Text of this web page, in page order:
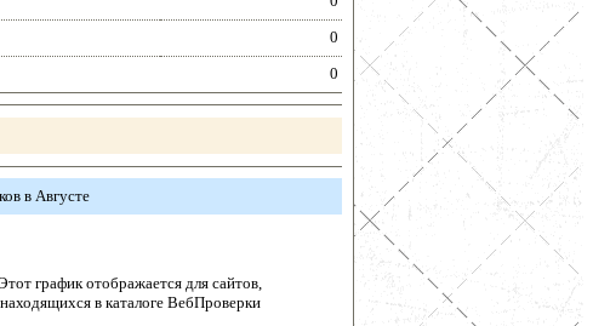
0
0
в Августе
график отображается для сайтов,
находящихся в каталоге ВебПроверки